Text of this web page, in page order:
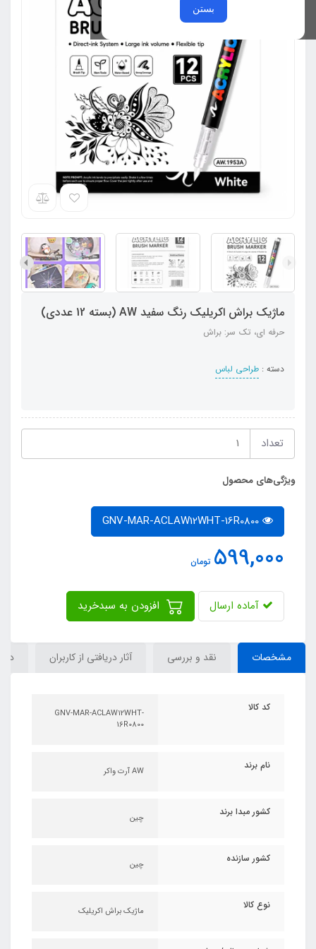
بستن
ماژیک براش اکریلیک رنگ سفید AW (بسته 12 عددی)
حرفه ای، تک سر: براش
دسته : طراحی لباس
تعداد
ویژگی‌های محصول
599,000 تومان
آماده ارسال
مشخصات نقد و بررسی آثار دریافتی از کاربران
کد کالا
GNV-MAR-ACLAW12WHT-
16R0800
نام برند AW آرت واکر
کشور مبدا برند چین
کشور سازنده چین
نوع کالا ماژیک براش اکریلیک